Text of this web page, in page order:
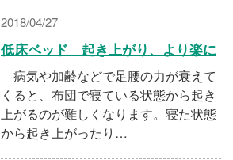
2018/04/27
低床ベッド 起き上がり、より楽に
病気や加齢などで足腰の力が衰えて
くると、布団で寝ている状態から起き
上がるのが難しくなります。寝た状態
から起き上がったり…